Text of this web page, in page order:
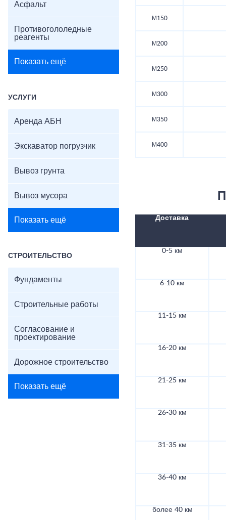
Асфальт
Противогололедные
реагенты
Показать ещё
УСЛУГИ
Аренда АБН
Экскаватор погрузчик
Вывоз грунта
Вывоз мусора
Показать ещё
СТРОИТЕЛЬСТВО
Фундаменты
Строительные работы
Согласование и
проектирование
Дорожное строительство
Показать ещё
М150
М200
М250
М300
М350
М400
Доставка
0-5 км
6-10 км
11-15 км
16-20 км
21-25 км
26-30 км
31-35 км
36-40 км
более 40 км